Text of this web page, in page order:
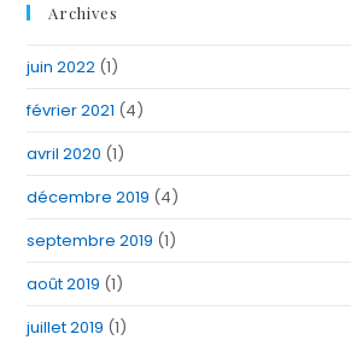
Archives
juin 2022 (1)
février 2021 (4)
avril 2020 (1)
décembre 2019 (4)
septembre 2019 (1)
août 2019 (1)
juillet 2019 (1)